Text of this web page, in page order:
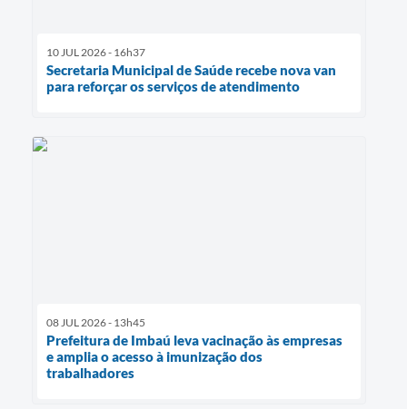
10 JUL 2026 - 16h37
Secretaria Municipal de Saúde recebe nova van
para reforçar os serviços de atendimento
08 JUL 2026 - 13h45
Prefeitura de Imbaú leva vacinação às empresas
e amplia o acesso à imunização dos
trabalhadores